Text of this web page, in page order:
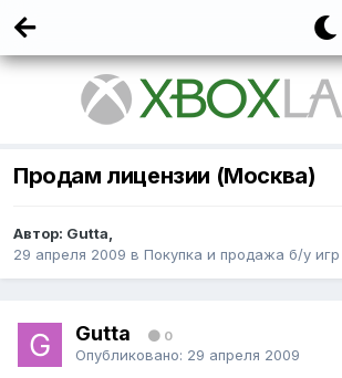
Продам лицензии (Москва)
Автор: Gutta,
29 апреля 2009 в Покупка и продажа б/у
Gutta 0
Опубликовано: 29 апреля 2009